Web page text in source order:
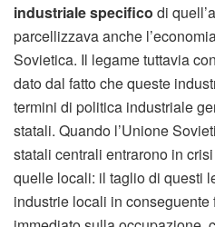
industriale specifico di
parcellizzava anche
Sovietica. Il legame tuttavia
dato dal fatto che queste
termini di politica industriale
statali. Quando l’Unione
statali centrali entrarono in
quelle locali: il taglio di questi
industrie locali in